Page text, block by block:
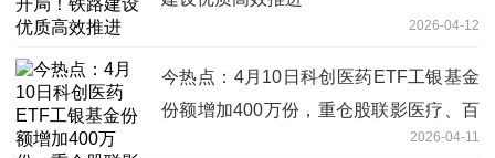
2026-04-12
今热点：4月10日科创医药ETF工银基金
份额增加400万份，重仓股联影医疗、百
2026-04-11